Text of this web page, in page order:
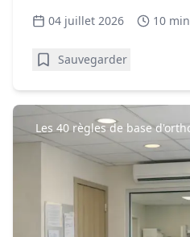
04 juillet 2026 10 min
Sauvegarder
Les 40 règles de base